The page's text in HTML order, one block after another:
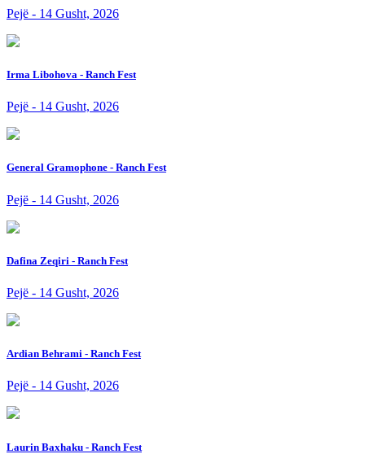
Pejë - 14 Gusht, 2026
Irma Libohova - Ranch Fest
Pejë - 14 Gusht, 2026
General Gramophone - Ranch Fest
Pejë - 14 Gusht, 2026
Dafina Zeqiri - Ranch Fest
Pejë - 14 Gusht, 2026
Ardian Behrami - Ranch Fest
Pejë - 14 Gusht, 2026
Laurin Baxhaku - Ranch Fest